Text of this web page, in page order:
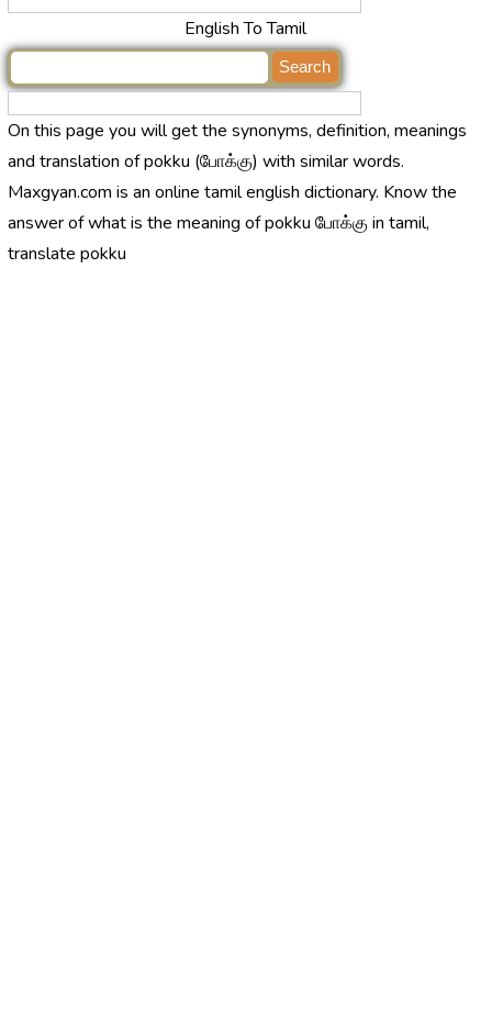
English To Tamil
On this page you will get the synonyms, definition, meanings
and translation of pokku (போக்கு) with similar words.
Maxgyan.com is an online tamil english dictionary. Know the
answer of what is the meaning of pokku போக்கு in tamil,
translate pokku